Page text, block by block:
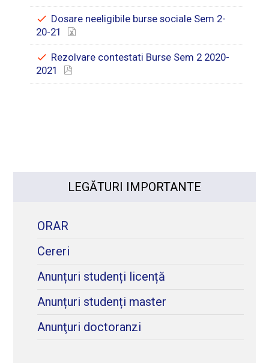
Dosare neeligibile burse sociale Sem 2-
20-21
Rezolvare contestati Burse Sem 2 2020-
2021
LEGĂTURI IMPORTANTE
ORAR
Cereri
Anunțuri studenți licență
Anunțuri studenți master
Anunţuri doctoranzi